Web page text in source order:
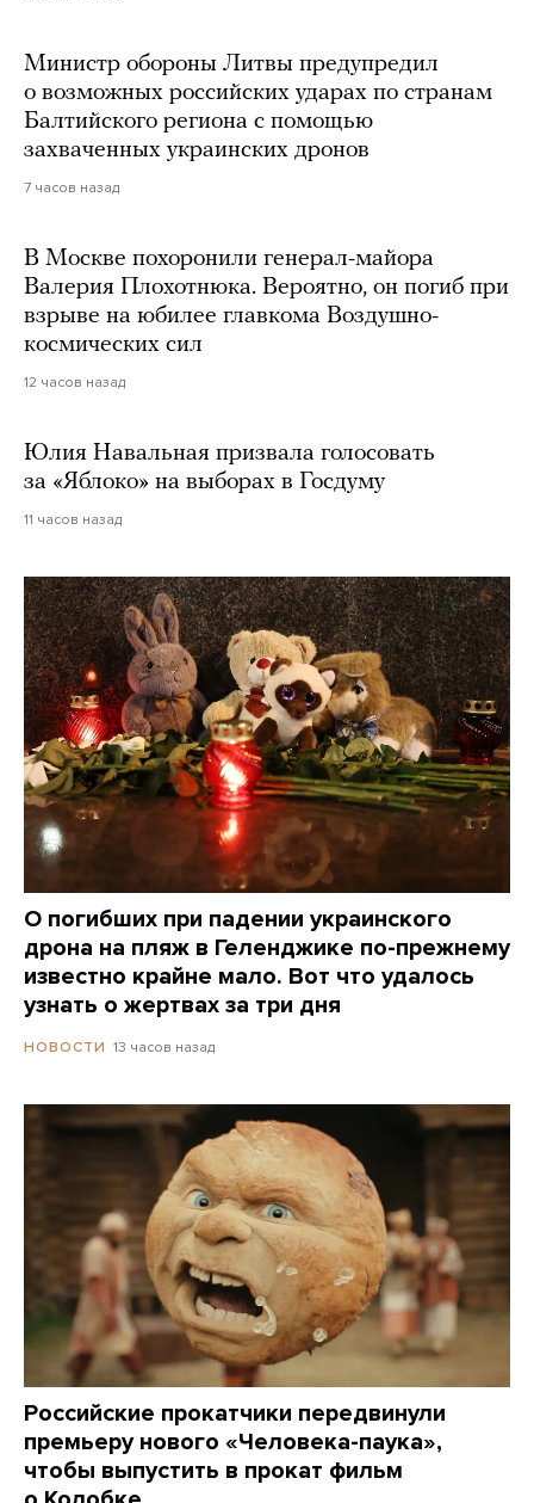
Министр обороны Литвы предупредил
о возможных российских ударах по странам
Балтийского региона с помощью
захваченных украинских дронов
7 часов назад
В Москве похоронили генерал-майора
Валерия Плохотнюка. Вероятно, он погиб при
взрыве на юбилее главкома Воздушно-
космических сил
12 часов назад
Юлия Навальная призвала голосовать
за «Яблоко» на выборах в Госдуму
11 часов назад
О погибших при падении украинского
дрона на пляж в Геленджике по-прежнему
известно крайне мало. Вот что удалось
узнать о жертвах за три дня
НОВОСТИ 13 часов назад
Российские прокатчики передвинули
премьеру нового «Человека-паука»,
чтобы выпустить в прокат фильм